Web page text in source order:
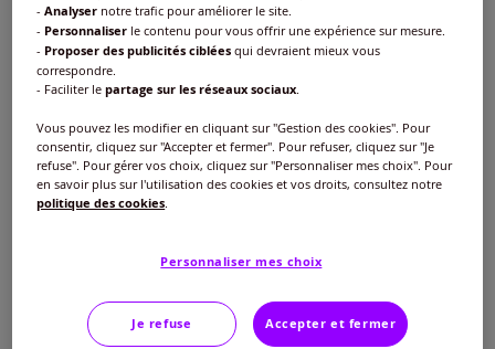
-Analyser notre trafic pour améliorer le site.
- Personnaliser le contenu pour vous offrir une expérience sur mesure.
- Proposer des publicités ciblées qui devraient mieux vous
correspondre.
- Faciliter lepartage sur les réseaux sociaux.
Vous pouvez les modifier en cliquant sur "Gestion des cookies". Pour
consentir, cliquez sur "Accepter et fermer". Pour refuser, cliquez sur "Je
refuse". Pour gérer vos choix, cliquez sur "Personnaliser mes choix". Pour
en savoir plus sur l'utilisation des cookies et vos droits, consultez notre
politique des cookies.
Personnaliser mes choix
Je refuse Accepter et fermer